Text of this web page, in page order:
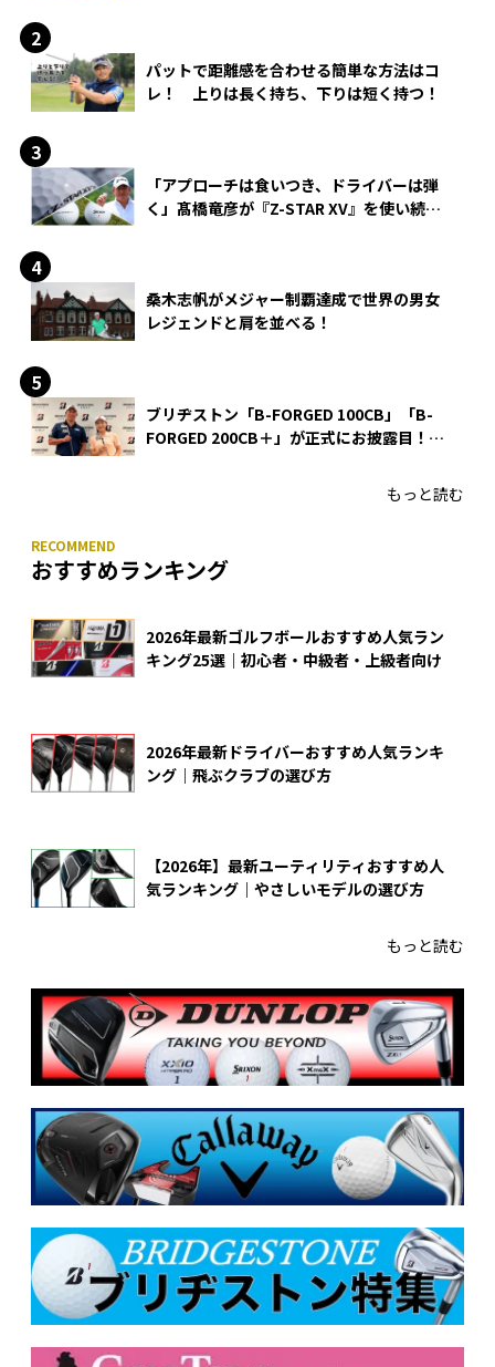
パットで距離感を合わせる簡単な方法はコ
レ！ 上りは長く持ち、下りは短く持つ！
「アプローチは食いつき、ドライバーは弾
く」髙橋竜彦が『Z-STAR XV』を使い続け
桑木志帆がメジャー制覇達成で世界の男女
レジェンドと肩を並べる！
ブリヂストン「B-FORGED 100CB」「B-
FORGED 200CB＋」が正式にお披露目！
もっと読む
おすすめランキング
2026年最新ゴルフボールおすすめ人気ラン
キング25選｜初心者・中級者・上級者向け
2026年最新ドライバーおすすめ人気ランキ
ング｜飛ぶクラブの選び方
【2026年】最新ユーティリティおすすめ人
気ランキング｜やさしいモデルの選び方
もっと読む